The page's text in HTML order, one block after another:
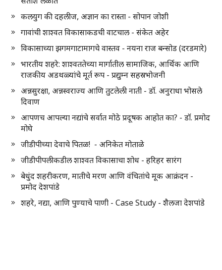
कलयुग की दहलीज, अज्ञान का रास्ता - सोपान जोशी
गावांची शाश्वत विकासाकडची वाटचाल - संकेत अहेर
विकासाच्या झगमगाटामागचे वास्तव - नयना राज बन्सोड (दरडमारे)
भारतीय शहरे: शाश्वततेच्या मार्गातील सामाजिक, आर्थिक आणि
राजकीय अडथळ्यांचे मूर्त रूप - प्रद्युम्न सहस्रभोजनी
अन्नसुरक्षा, अन्नस्वराज्य आणि तुटलेली नाती - डॉ. अनुराधा भोसले
दिवाण
आपणच आपल्या नद्यांचे सर्वात मोठे प्रदूषक आहोत का? - डॉ. प्रमोद
मोघे
जीडीपीच्या देवाचे पितळ! - अनिकेत मोताळे
जीडीपीपलीकडील शाश्वत विकासाचा शोध - हरिहर सारंग
बेधुंद शहरीकरण, मातीचे मरण आणि वंचितांचे मूक आक्रंदन -
प्रमोद देशपांडे
शहरे, नद्या, आणि पुण्याचे पाणी - Case Study - शैलजा देशपांडे